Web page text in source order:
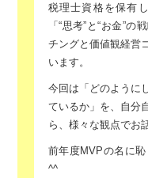
税理士資格を保有
「“思考”と“お金”の
チングと価値観経営
います。
今回は「どのように
ているか」を、 自分
ら、 様々な観点でお
前年度MVPの名に
^^